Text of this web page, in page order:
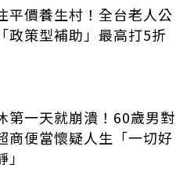
平價養生村！全台老人公
政策型補助」最高打5折
第一天就崩潰！60歲男對
商便當懷疑人生「一切好